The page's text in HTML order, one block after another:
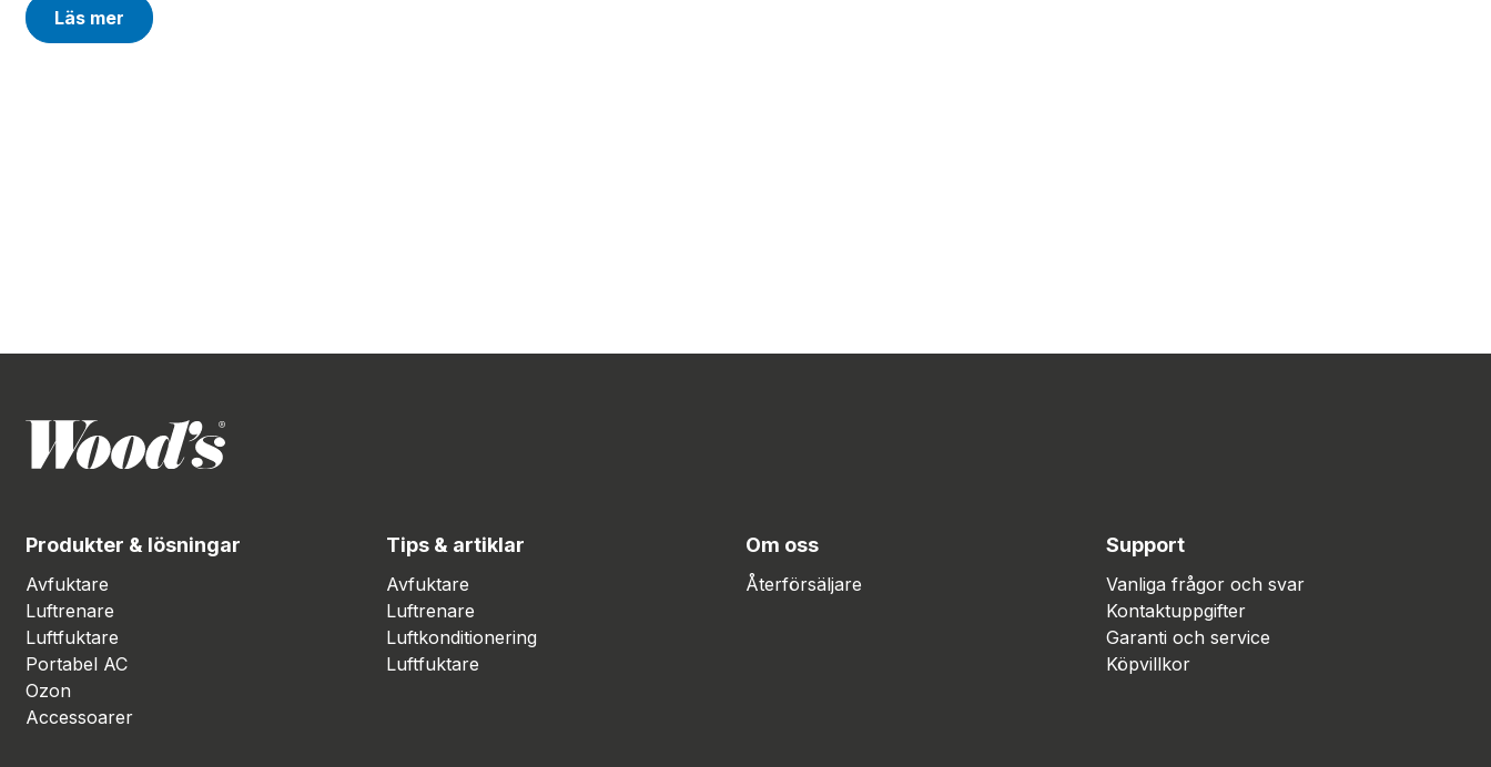
Läs mer
Produkter & lösningar
Avfuktare
Luftrenare
Luftfuktare
Portabel AC
Ozon
Accessoarer
Tips & artiklar
Avfuktare
Luftrenare
Luftkonditionering
Luftfuktare
Om oss
Återförsäljare
Support
Vanliga frågor och svar
Kontaktuppgifter
Garanti och service
Köpvillkor